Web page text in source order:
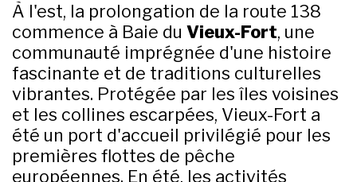
À l'est, la prolongation de la route 138
commence à Baie du Vieux-Fort, une
communauté imprégnée d'une histoire
fascinante et de traditions culturelles
vibrantes. Protégée par les îles voisines
et les collines escarpées, Vieux-Fort a
été un port d'accueil privilégié pour les
premières flottes de pêche
européennes. En été, les activités